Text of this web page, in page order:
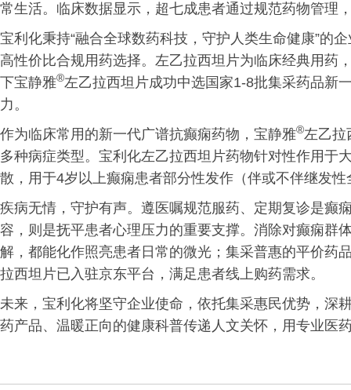
常生活。临床数据显示，超七成患者通过规范药物管理
宝利化秉持“融合全球数药科技，守护人类生命健康”的
高性价比合规用药选择。左乙拉西坦片为临床经典用药
下宝静雅®左乙拉西坦片成功中选国家1-8批集采药品新
力。
作为临床常用的新一代广谱抗癫痫药物，宝静雅®左乙拉
多种病症类型。宝利化左乙拉西坦片药物针对性作用于
散，用于4岁以上癫痫患者部分性发作（伴或不伴继发
疾病无情，守护有声。遵医嘱规范服药、定期复诊是癫
容，则是抚平患者心理压力的重要支撑。消除对癫痫群
解，都能化作照亮患者日常的微光；集采普惠的平价药
拉西坦片已入驻京东平台，满足患者线上购药需求。
未来，宝利化将坚守企业使命，依托集采惠民优势，深
药产品、温暖正向的健康科普传递人文关怀，用专业医